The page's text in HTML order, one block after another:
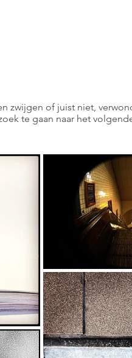
zwijgen of juist niet,
te gaan naar het